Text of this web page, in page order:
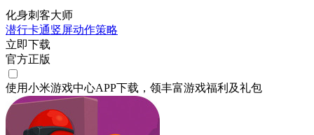
化身刺客大师
潜行卡通竖屏动作策略
立即下载
官方正版
使用小米游戏中心APP下载 ，领丰富游戏福利 及礼包